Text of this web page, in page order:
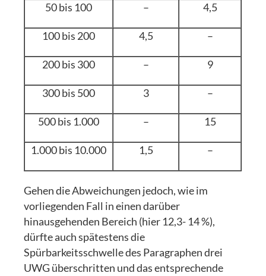
50 bis 100 – 4,5
100 bis 200 4,5 –
200 bis 300 – 9
300 bis 500 3 –
500 bis 1.000 – 15
1.000 bis 10.000 1,5 –
Gehen die Abweichungen jedoch, wie im
vorliegenden Fall in einen darüber
hinausgehenden Bereich (hier 12,3- 14 %),
dürfte auch spätestens die
Spürbarkeitsschwelle des Paragraphen drei
UWG überschritten und das entsprechende